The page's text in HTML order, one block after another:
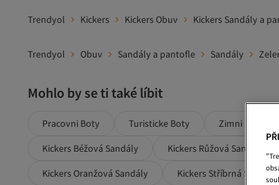
Trendyol Kickers Kickers Obuv Kickers Sandály a
Trendyol Obuv Sandály a pantofle Sandály
Mohlo by se ti také líbit
Pracovni Boty Turisticke Boty Zimni Boty
Kickers Béžová Sandály
Kickers Růžová Sandály
Kickers Oranžová Sandály
Kickers Stříbrná Sandály